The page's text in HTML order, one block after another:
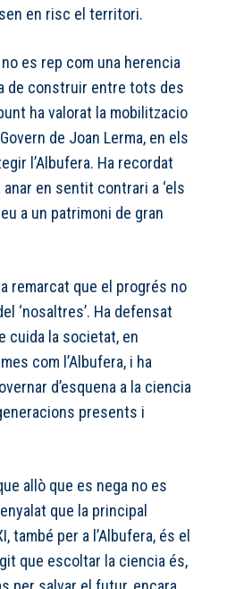
en risc el territori.
es rep com una herencia
de construir entre tots des
ha valorat la mobilitzacio
de Joan Lerma, en els
l’Albufera. Ha recordat
en sentit contrari a ‘els
a un patrimoni de gran
remarcat que el progrés no
‘nosaltres’. Ha defensat
cuida la societat, en
com l’Albufera, i ha
d’esquena a la ciencia
presents i
allò que es nega no es
que la principal
també per a l’Albufera, és el
que escoltar la ciencia és,